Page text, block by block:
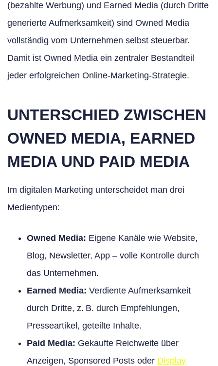
(bezahlte Werbung) und Earned Media (durch Dritte
generierte Aufmerksamkeit) sind Owned Media
vollständig vom Unternehmen selbst steuerbar.
Damit ist Owned Media ein zentraler Bestandteil
jeder erfolgreichen Online-Marketing-Strategie.
UNTERSCHIED ZWISCHEN
OWNED MEDIA, EARNED
MEDIA UND PAID MEDIA
Im digitalen Marketing unterscheidet man drei
Medientypen:
Owned Media: Eigene Kanäle wie Website,
Blog, Newsletter, App – volle Kontrolle durch
das Unternehmen.
Earned Media: Verdiente Aufmerksamkeit
durch Dritte, z. B. durch Empfehlungen,
Presseartikel, geteilte Inhalte.
Paid Media: Gekaufte Reichweite über
Anzeigen, Sponsored Posts oder Display